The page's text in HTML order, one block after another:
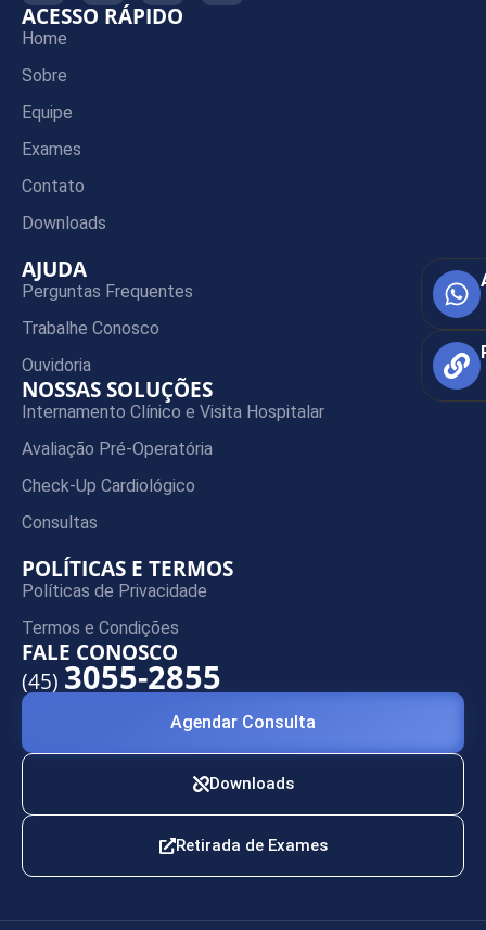
ACESSO RÁPIDO
Home
Sobre
Equipe
Exames
Contato
Downloads
AJUDA
Perguntas Frequentes
Trabalhe Conosco
Ouvidoria
NOSSAS SOLUÇÕES
Internamento Clínico e Visita Hospitalar
Avaliação Pré-Operatória
Check-Up Cardiológico
Consultas
POLÍTICAS E TERMOS
Políticas de Privacidade
Termos e Condições
FALE CONOSCO
(45) 3055-2855
Agendar Consulta
Downloads
Retirada de Exames